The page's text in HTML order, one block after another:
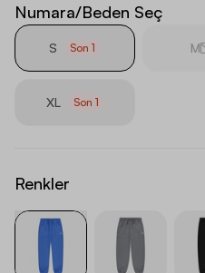
Numara/Beden Seç
S Son1 M
XL Son 1
Renkler